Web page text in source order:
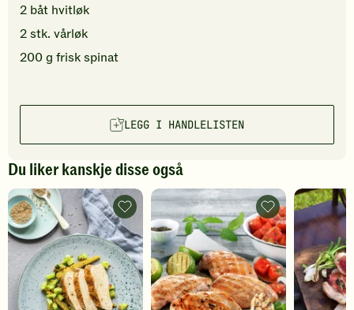
2 båt hvitløk
2stk. vårløk
200g frisk spinat
LEGG I HANDLELISTEN
Du liker kanskje disse også
Grillet
kyllingfilet
med
agurksalat
-
legg
til
favoritter
Grillet
kyllingfilet
med
vannmelonsalat
-
legg
til
favoritter